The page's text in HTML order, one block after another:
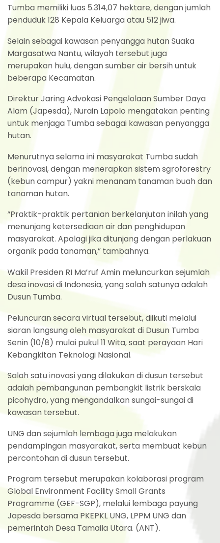
Tumba memiliki luas 5.314,07 hektare, dengan jumlah
penduduk 128 Kepala Keluarga atau 512 jiwa.
Selain sebagai kawasan penyangga hutan Suaka
Margasatwa Nantu, wilayah tersebut juga
merupakan hulu, dengan sumber air bersih untuk
beberapa Kecamatan.
Direktur Jaring Advokasi Pengelolaan Sumber Daya
Alam (Japesda), Nurain Lapolo mengatakan penting
untuk menjaga Tumba sebagai kawasan penyangga
hutan.
Menurutnya selama ini masyarakat Tumba sudah
berinovasi, dengan menerapkan sistem sgroforestry
(kebun campur) yakni menanam tanaman buah dan
tanaman hutan.
“Praktik-praktik pertanian berkelanjutan inilah yang
menunjang ketersediaan air dan penghidupan
masyarakat. Apalagi jika ditunjang dengan perlakuan
organik pada tanaman,” tambahnya.
Wakil Presiden RI Ma’ruf Amin meluncurkan sejumlah
desa inovasi di Indonesia, yang salah satunya adalah
Dusun Tumba.
Peluncuran secara virtual tersebut, diikuti melalui
siaran langsung oleh masyarakat di Dusun Tumba
Senin (10/8) mulai pukul 11 Wita, saat perayaan Hari
Kebangkitan Teknologi Nasional.
Salah satu inovasi yang dilakukan di dusun tersebut
adalah pembangunan pembangkit listrik berskala
picohydro, yang mengandalkan sungai-sungai di
kawasan tersebut.
UNG dan sejumlah lembaga juga melakukan
pendampingan masyarakat, serta membuat kebun
percontohan di dusun tersebut.
Program tersebut merupakan kolaborasi program
Global Environment Facility Small Grants
Programme (GEF-SGP), melalui lembaga payung
Japesda bersama PKEPKL UNG, LPPM UNG dan
pemerintah Desa Tamaila Utara. (ANT).